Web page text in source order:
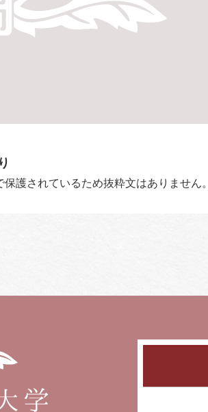
護されているため抜粋文はありません。